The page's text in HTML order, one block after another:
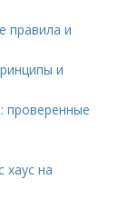
правила и
и
проверенные
хаус на